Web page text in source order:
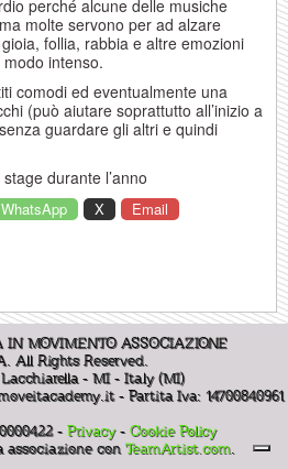
perché alcune delle musiche
molte servono per ad alzare
follia, rabbia e altre emozioni
intenso.
comodi ed eventualmente una
(può aiutare soprattutto all’inizio a
guardare gli altri e quindi
durante l’anno
WhatsApp X Email
MOVIMENTO ASSOCIAZIONE
All Rights Reserved.
- MI - Italy (MI)
- Partita Iva:
- Privacy- Cookie Policy
associazione con TeamArtist.com.